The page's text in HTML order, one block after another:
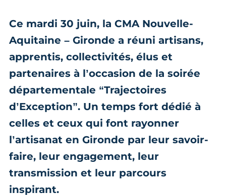
Ce mardi 30 juin, la CMA Nouvelle-
Aquitaine – Gironde a réuni artisans,
apprentis, collectivités, élus et
partenaires à l’occasion de la soirée
départementale “Trajectoires
d’Exception”. Un temps fort dédié à
celles et ceux qui font rayonner
l’artisanat en Gironde par leur savoir-
faire, leur engagement, leur
transmission et leur parcours
inspirant.